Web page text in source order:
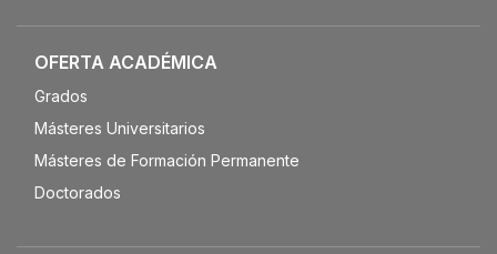
OFERTA ACADÉMICA
Grados
Másteres Universitarios
Másteres de Formación Permanente
Doctorados